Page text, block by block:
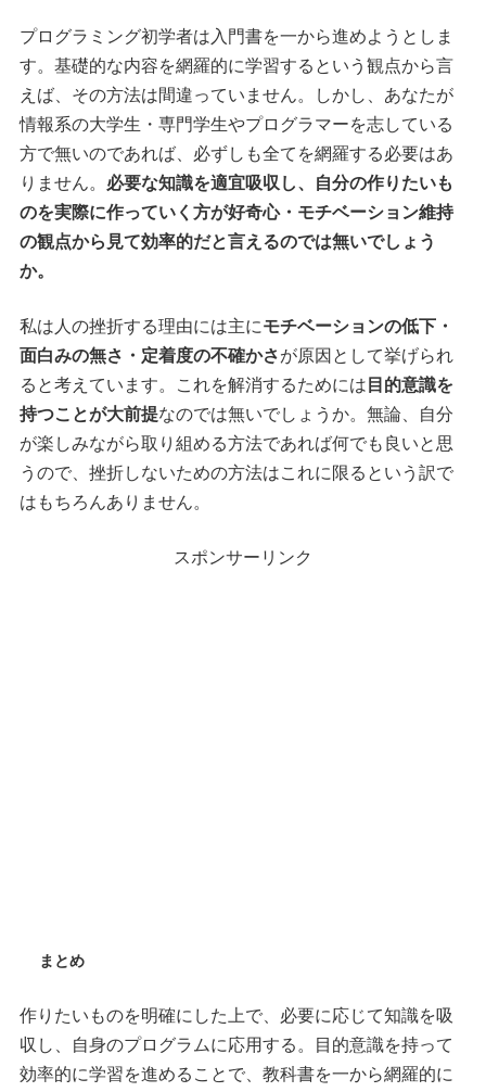
プログラミング初学者は入門書を一から進めようとしま
す。基礎的な内容を網羅的に学習するという観点から言
えば、その方法は間違っていません。しかし、あなたが
情報系の大学生・専門学生やプログラマーを志している
方で無いのであれば、必ずしも全てを網羅する必要はあ
りません。 必要な知識を適宜吸収し、自分の作りたいも
のを実際に作っていく方が好奇心・モチベーション維持
の観点から見て効率的だと言えるのでは無いでしょう
か。
私は人の挫折する理由には主にモチベーションの低下・
面白みの無さ・定着度の不確かさが原因として挙げられ
ると考えています。これを解消するためには 目的意識を
持つことが大前提なのでは無いでしょうか。無論、自分
が楽しみながら取り組める方法であれば何でも良いと思
うので、挫折しないための方法はこれに限るという訳で
はもちろんありません。
スポンサーリンク
まとめ
作りたいものを明確にした上で、必要に応じて知識を吸
収し、自身のプログラムに応用する。目的意識を持って
効率的に学習を進めることで、教科書を一から網羅的に